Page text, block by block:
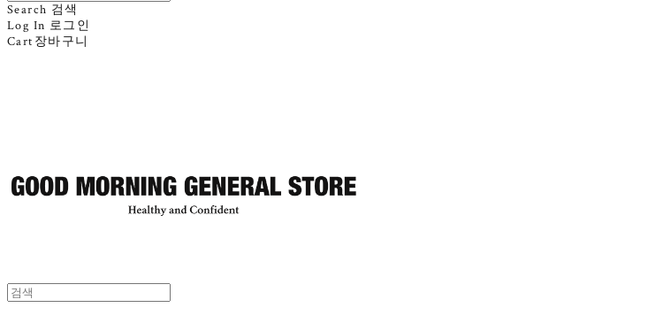
Search 검색
Log In 로그인
Cart 장바구니